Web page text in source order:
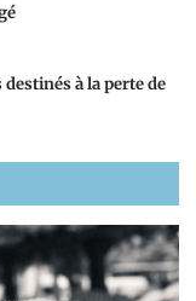
à la perte de